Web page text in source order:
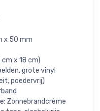
x 50 mm
x 18 cm)
grote vinyl
poedervrij)
Zonnebrandcrème